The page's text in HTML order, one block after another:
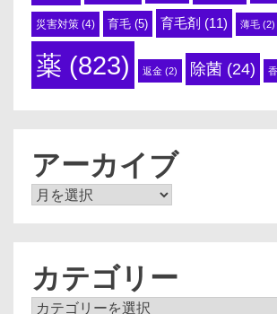
災害対策 (4) 育毛 (5) 育毛剤 (11) 薄毛 (2)
薬 (823) 返金 (2) 除菌 (24)
アーカイブ
ア
カテゴリー
カ